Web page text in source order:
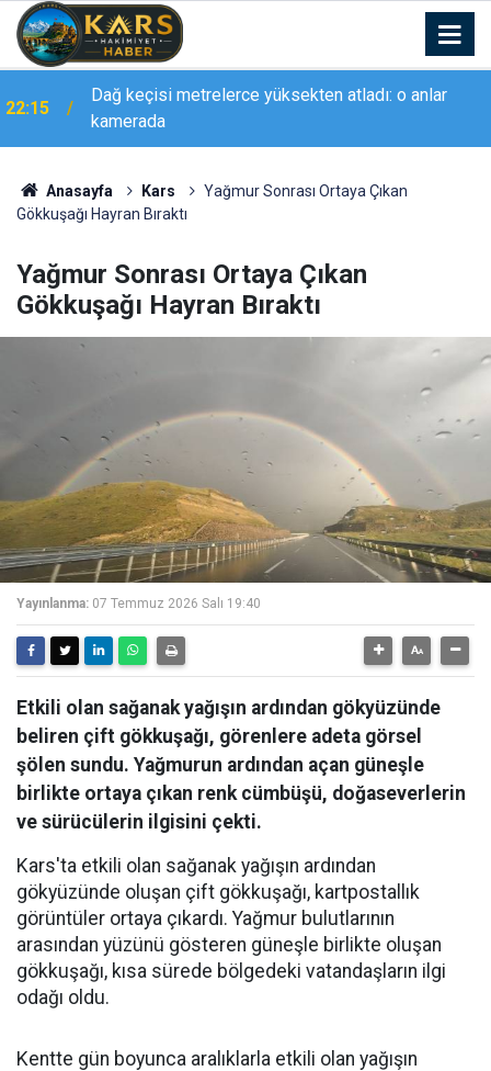
22:14
Vali Çelik, Karlıova’daki eğitim yatırımlarını yerinde
inceledi
Anasayfa Kars
Yağmur Sonrası Ortaya Çıkan
Gökkuşağı Hayran Bıraktı
Yağmur Sonrası Ortaya Çıkan
Gökkuşağı Hayran Bıraktı
Yayınlanma: 07 Temmuz 2026 Salı 19:40
Etkili olan sağanak yağışın ardından gökyüzünde
beliren çift gökkuşağı, görenlere adeta görsel
şölen sundu. Yağmurun ardından açan güneşle
birlikte ortaya çıkan renk cümbüşü, doğaseverlerin
ve sürücülerin ilgisini çekti.
Kars'ta etkili olan sağanak yağışın ardından
gökyüzünde oluşan çift gökkuşağı, kartpostallık
görüntüler ortaya çıkardı. Yağmur bulutlarının
arasından yüzünü gösteren güneşle birlikte oluşan
gökkuşağı, kısa sürede bölgedeki vatandaşların ilgi
odağı oldu.
Kentte gün boyunca aralıklarla etkili olan yağışın